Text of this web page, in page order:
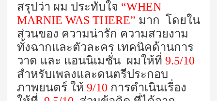
สรุปว่า ผม ประทับใจ “WHEN
MARNIE WAS THERE” มาก โดยใน
ส่วนของ ความน่ารัก ความสวยงาม
ทั้งฉากและตัวละคร เทคนิคด้านการ
วาด และ แอนนิเมชั่น ผมให้ที่ 9.5/10
สำหรับเพลงและดนตรีประกอบ
ภาพยนตร์ ให้ 9/10 การดำเนินเรื่อง